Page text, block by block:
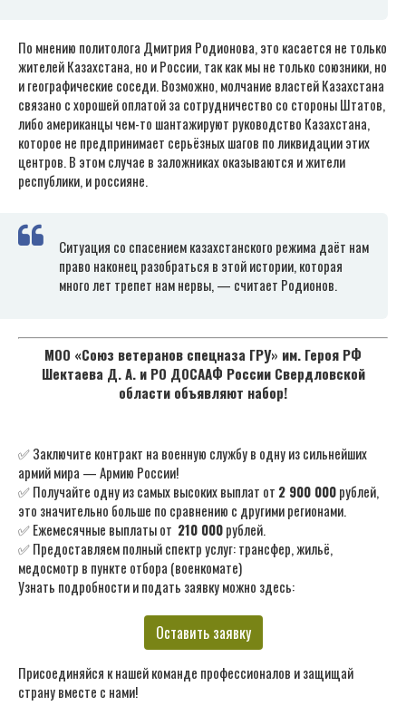
По мнению политолога Дмитрия Родионова, это касается не только
жителей Казахстана, но и России, так как мы не только союзники, но
и географические соседи. Возможно, молчание властей Казахстана
связано с хорошей оплатой за сотрудничество со стороны Штатов,
либо американцы чем-то шантажируют руководство Казахстана,
которое не предпринимает серьёзных шагов по ликвидации этих
центров. В этом случае в заложниках оказываются и жители
республики, и россияне.
Ситуация со спасением казахстанского режима даёт нам
право наконец разобраться в этой истории, которая
много лет трепет нам нервы, — считает Родионов.
МОО «Союз ветеранов спецназа ГРУ» им. Героя РФ
Шектаева Д. А. и РО ДОСААФ России Свердловской
области объявляют набор!
✅ Заключите контракт на военную службу в одну из сильнейших
армий мира — Армию России!
✅ Получайте одну из самых высоких выплат от 2 900 000рублей,
это значительно больше по сравнению с другими регионами.
✅ Ежемесячные выплаты от 210 000рублей.
✅ Предоставляем полный спектр услуг: трансфер, жильё,
медосмотр в пункте отбора (военкомате)
Узнать подробности и подать заявку можно здесь:
Оставить заявку
Присоединяйся к нашей команде профессионалов и защищай
страну вместе с нами!